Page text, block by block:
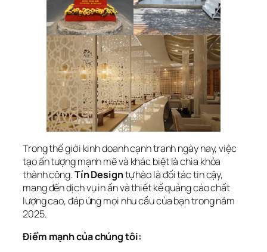
Trong thế giới kinh doanh cạnh tranh ngày nay, việc
tạo ấn tượng mạnh mẽ và khác biệt là chìa khóa
thành công.Tín Designtự hào là đối tác tin cậy,
mang đến dịch vụ in ấn và thiết kế quảng cáo chất
lượng cao, đáp ứng mọi nhu cầu của bạn trong năm
2025.
Điểm mạnh của chúng tôi: